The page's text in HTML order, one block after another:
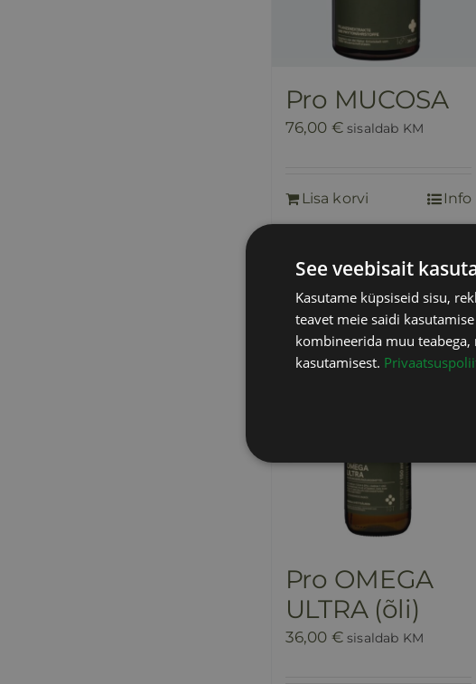
Pro MUCOSA
76,00 € sisaldab KM
Lisa korvi Info
Pro OMEGA
ULTRA (õli)
36,00 € sisaldab KM
See veebisait
Kasutame küpsiseid sisu,
teavet meie saidi
kombineerida muu
kasutamisest.